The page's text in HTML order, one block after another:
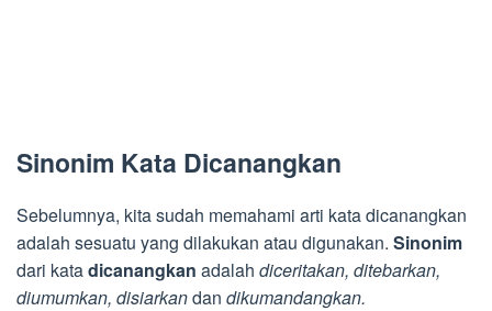
Sinonim Kata Dicanangkan
Sebelumnya, kita sudah memahami arti kata dicanangkan
adalah sesuatu yang dilakukan atau digunakan. Sinonim
dari katadicanangkan adalah diceritakan, ditebarkan,
diumumkan, disiarkandan dikumandangkan.